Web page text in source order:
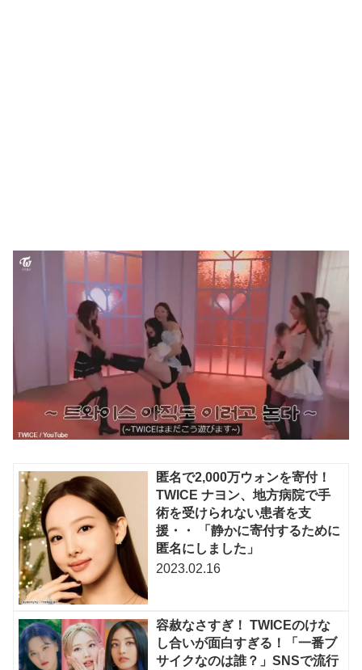
匿名で2,000万ウォンを寄付！
TWICE ナヨン、地方病院で手
術を受けられない患者を支
援・・ 「静かに寄付するために
匿名にしました」
2023.02.16
容赦なさすぎ！ TWICEのけな
し合いが面白すぎる！「一番ブ
サイクなのは誰？」SNSで流行